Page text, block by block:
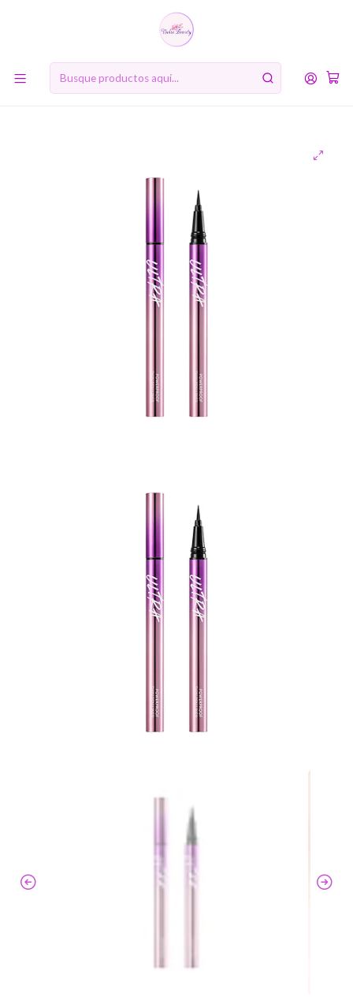
10% de descuento en tu primera compra online. Código: BIENVENIDA10
Ultra Powerproof Thin Pen Liner (Missha) - Delinador líquido
negro alta duración